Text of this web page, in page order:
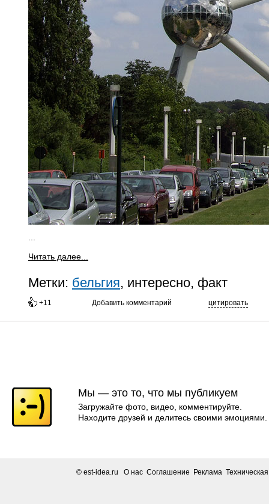
Читать далее...
Метки: бельгия, интересно, факт
+11 Добавить комментарий цитировать
Мы — это то, что мы публикуем
Загружайте фото, видео, комментируйте.
Находите друзей и делитесь своими эмоциями.
© est-idea.ru О нас Соглашение Реклама